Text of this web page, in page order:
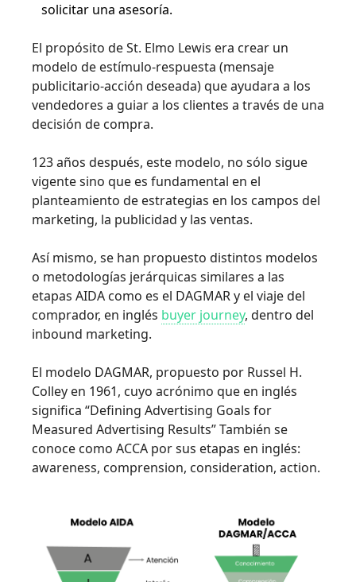
solicitar una asesoría.
El propósito de St. Elmo Lewis era crear un
modelo de estímulo-respuesta (mensaje
publicitario-acción deseada) que ayudara a los
vendedores a guiar a los clientes a través de una
decisión de compra.
123 años después, este modelo, no sólo sigue
vigente sino que es fundamental en el
planteamiento de estrategias en los campos del
marketing, la publicidad y las ventas.
Así mismo, se han propuesto distintos modelos
o metodologías jerárquicas similares a las
etapas AIDA como es el DAGMAR y el viaje del
comprador, en inglés buyer journey, dentro del
inbound marketing.
El modelo DAGMAR, propuesto por Russel H.
Colley en 1961, cuyo acrónimo que en inglés
significa “Defining Advertising Goals for
Measured Advertising Results” También se
conoce como ACCA por sus etapas en inglés:
awareness, comprension, consideration, action.